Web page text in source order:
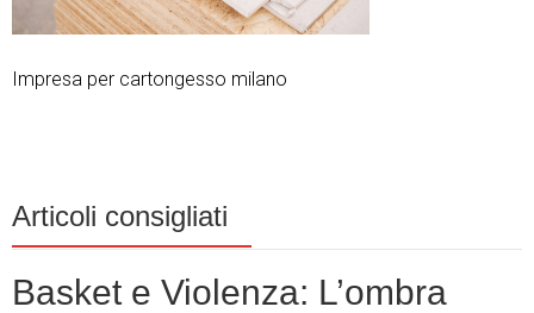
Impresa per cartongesso milano
Articoli consigliati
Basket e Violenza: L’ombra